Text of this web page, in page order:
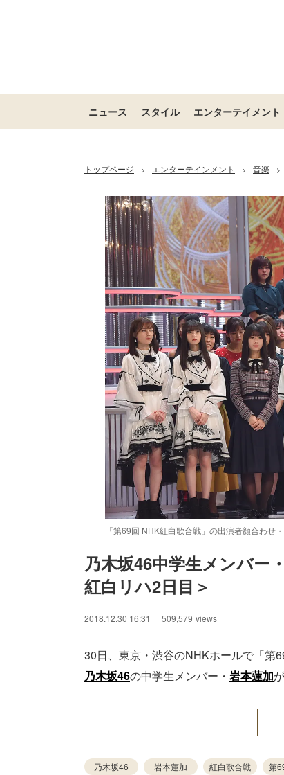
ニュース スタイル エンターテイメント
トップページ > エンターテインメント > 音楽 >
「第69回 NHK紅白歌合戦」の出演者顔合わせ
乃木坂46中学生メンバー
紅白リハ2日目＞
2018.12.30 16:31 509,579 views
30日、東京・渋谷のNHKホールで「第
乃木坂46の中学生メンバー・ 岩本蓮加
乃木坂46 岩本蓮加 紅白歌合戦 第